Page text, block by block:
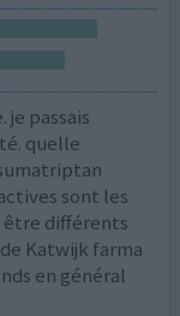
je passais
quelle
sont les
être différents
Katwijk farma
en général